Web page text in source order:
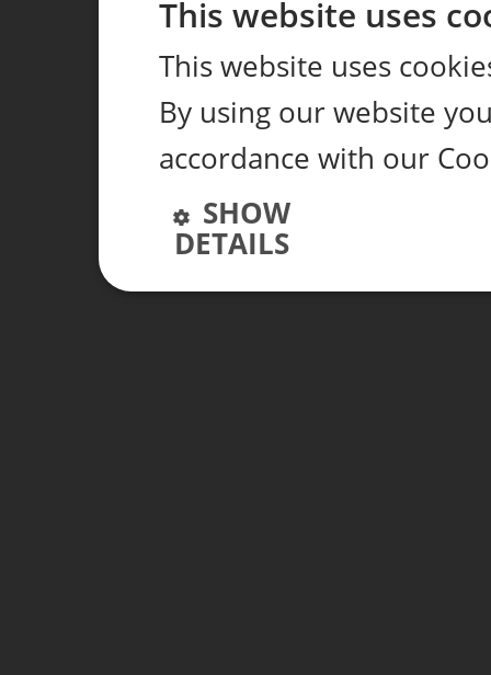
This website uses
This website uses
By using our website
accordance with our
SHOW
DETAILS